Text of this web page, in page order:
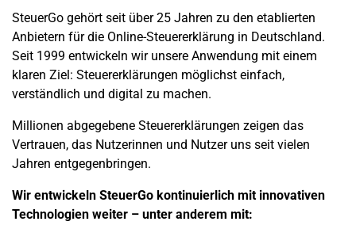
SteuerGo gehört seit über 25 Jahren zu den etablierten
Anbietern für die Online-Steuererklärung in Deutschland.
Seit 1999 entwickeln wir unsere Anwendung mit einem
klaren Ziel: Steuererklärungen möglichst einfach,
verständlich und digital zu machen.
Millionen abgegebene Steuererklärungen zeigen das
Vertrauen, das Nutzerinnen und Nutzer uns seit vielen
Jahren entgegenbringen.
Wir entwickeln SteuerGo kontinuierlich mit innovativen
Technologien weiter – unter anderem mit: